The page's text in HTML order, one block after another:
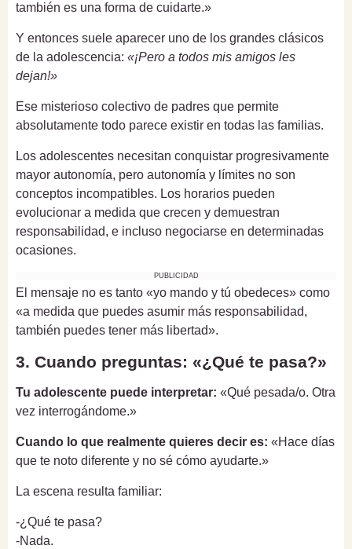
también es una forma de cuidarte.»
Y entonces suele aparecer uno de los grandes clásicos
de la adolescencia: «¡Pero a todos mis amigos les
dejan!»
Ese misterioso colectivo de padres que permite
absolutamente todo parece existir en todas las familias.
Los adolescentes necesitan conquistar progresivamente
mayor autonomía, pero autonomía y límites no son
conceptos incompatibles. Los horarios pueden
evolucionar a medida que crecen y demuestran
responsabilidad, e incluso negociarse en determinadas
ocasiones.
PUBLICIDAD
El mensaje no es tanto «yo mando y tú obedeces» como
«a medida que puedes asumir más responsabilidad,
también puedes tener más libertad».
3. Cuando preguntas: «¿Qué te pasa?»
Tu adolescente puede interpretar: «Qué pesada/o. Otra
vez interrogándome.»
Cuando lo que realmente quieres decir es: «Hace días
que te noto diferente y no sé cómo ayudarte.»
La escena resulta familiar:
-¿Qué te pasa?
-Nada.